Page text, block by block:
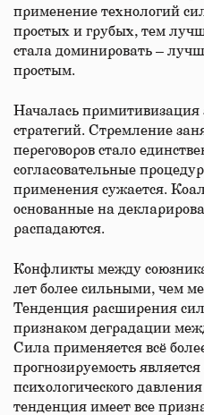
применение технологий
простых и грубых, тем
стала доминировать –
простым.
Началась
стратегий. Стремление
переговоров стало
согласовательные
применения сужается.
основанные на
распадаются.
Конфликты между
лет более сильными, чем
Тенденция расширения
признаком деградации
Сила применяется всё
прогнозируемость
психологического
тенденция имеет все